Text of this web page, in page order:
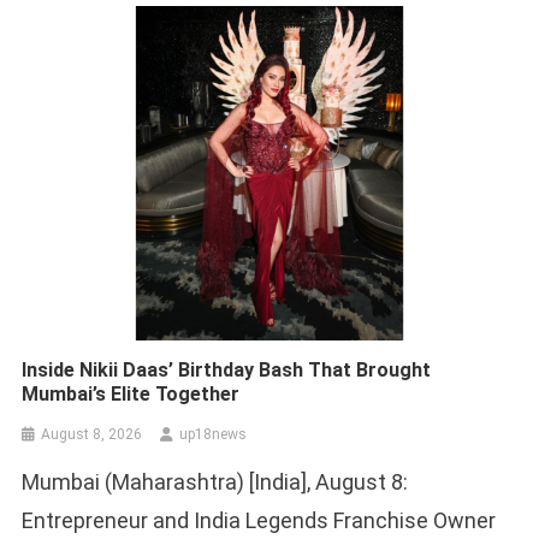
Inside Nikii Daas’ Birthday Bash That Brought
Mumbai’s Elite Together
August 8, 2026 up18news
Mumbai (Maharashtra) [India], August 8:
Entrepreneur and India Legends Franchise Owner